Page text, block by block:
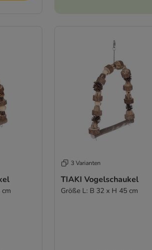
3 Varianten
TIAKI Vogelschaukel
Größe L: B 32 x H 45 cm